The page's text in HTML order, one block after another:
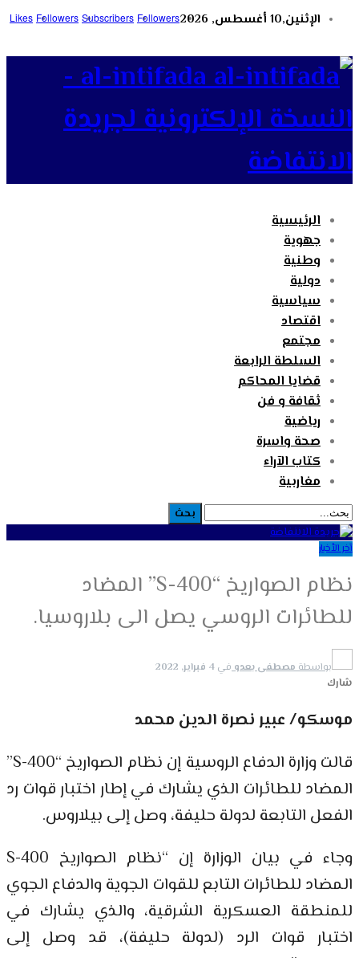
Likes Followers Subscribers Followers الإثنين,10 أغسطس, 2026
al-intifada -
النسخة الإلكترونية لجريدة
الانتفاضة
الرئيسية
جهوية
وطنية
دولية
سياسية
اقتصاد
مجتمع
السلطة الرابعة
قضايا المحاكم
ثقافة و فن
رياضية
صحة واسرة
كتاب الآراء
مغاربية
آخر الأخبار
نظام الصواريخ “S-400” المضاد
للطائرات الروسي يصل الى بلاروسيا.
بواسطةمصطفى بعدو في 4 فبراير, 2022
شارك
موسكو/ عبير نصرة الدين محمد
قالت وزارة الدفاع الروسية إن نظام الصواريخ “S-400”
المضاد للطائرات الذي يشارك في إطار اختبار قوات رد
الفعل التابعة لدولة حليفة، وصل إلى بيلاروس.
وجاء في بيان الوزارة إن “نظام الصواريخ S-400
المضاد للطائرات التابع للقوات الجوية والدفاع الجوي
للمنطقة العسكرية الشرقية، والذي يشارك في
اختبار قوات الرد (لدولة حليفة)، قد وصل إلى